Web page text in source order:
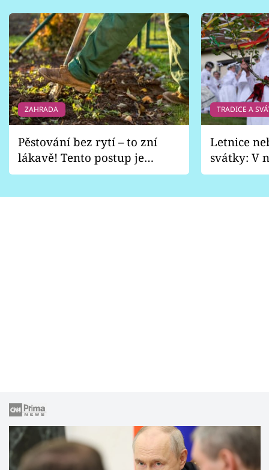
ZAHRADA
Pěstování bez rytí – to zní
lákavě! Tento postup je
vhodný jen pro některé
TRADICE A
Letnice
svátky: V
pondělí